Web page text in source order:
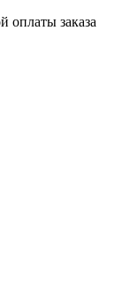
оплаты заказа